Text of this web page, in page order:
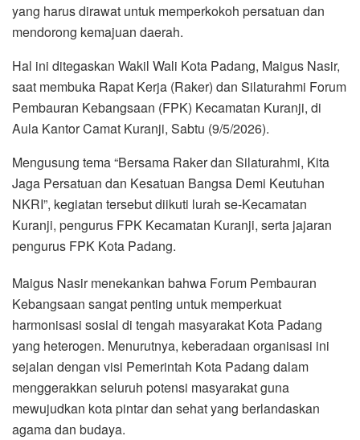
yang harus dirawat untuk memperkokoh persatuan dan
mendorong kemajuan daerah.
Hal ini ditegaskan Wakil Wali Kota Padang, Maigus Nasir,
saat membuka Rapat Kerja (Raker) dan Silaturahmi Forum
Pembauran Kebangsaan (FPK) Kecamatan Kuranji, di
Aula Kantor Camat Kuranji, Sabtu (9/5/2026).
Mengusung tema “Bersama Raker dan Silaturahmi, Kita
Jaga Persatuan dan Kesatuan Bangsa Demi Keutuhan
NKRI”, kegiatan tersebut diikuti lurah se-Kecamatan
Kuranji, pengurus FPK Kecamatan Kuranji, serta jajaran
pengurus FPK Kota Padang.
Maigus Nasir menekankan bahwa Forum Pembauran
Kebangsaan sangat penting untuk memperkuat
harmonisasi sosial di tengah masyarakat Kota Padang
yang heterogen. Menurutnya, keberadaan organisasi ini
sejalan dengan visi Pemerintah Kota Padang dalam
menggerakkan seluruh potensi masyarakat guna
mewujudkan kota pintar dan sehat yang berlandaskan
agama dan budaya.